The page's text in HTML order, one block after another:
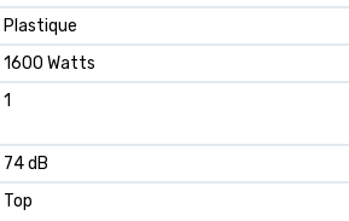
‎Plastique
‎1600 Watts
‎1
‎74 dB
‎Top